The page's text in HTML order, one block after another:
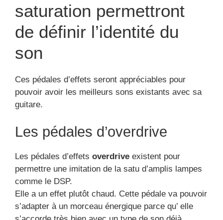
saturation permettront
de définir l’identité du
son
Ces pédales d’effets seront appréciables pour
pouvoir avoir les meilleurs sons existants avec sa
guitare.
Les pédales d’overdrive
Les pédales d’effets overdrive existent pour
permettre une imitation de la satu d’amplis lampes
comme le DSP.
Elle a un effet plutôt chaud. Cette pédale va pouvoir
s’adapter à un morceau énergique parce qu’ elle